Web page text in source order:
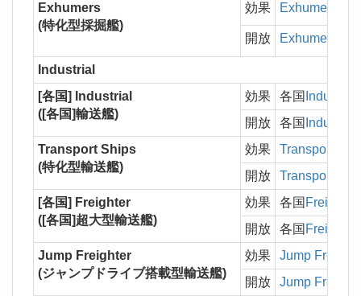
Exhumers
(特化型採掘艦)
効果 Exhumers
開放 Exhumers
Industrial
[各国] Industrial
([各国]輸送艦)
効果 各国 Industrial
開放
各国 Industrial
Transport Ships
(特化型輸送艦)
効果
Transport
開放
Transport
[各国] Freighter
([各国]超大型輸送艦)
効果 各国 Freighter
開放
各国 Freighter
Jump Freighter
(ジャンプドライブ搭載型輸送艦)
効果
Jump
開放
Jump